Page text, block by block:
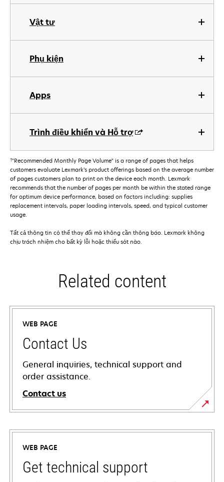
Vật tư
Phụ kiện
Apps
Trình điều khiển và Hỗ trợ
†"Recommended Monthly Page Volume" is a range of pages that helps
customers evaluate Lexmark’s product offerings based on the average number
of pages customers plan to print on the device each month. Lexmark
recommends that the number of pages per month be within the stated range
for optimum device performance, based on factors including: supplies
replacement intervals, paper loading intervals, speed, and typical customer
usage.
Tất cả thông tin có thể thay đổi mà không cần thông báo. Lexmark không
chịu trách nhiệm cho bất kỳ lỗi hoặc thiếu sót nào.
Related content
WEB PAGE
Contact Us
General inquiries, technical support and
order assistance.
Contact us
WEB PAGE
Get technical support